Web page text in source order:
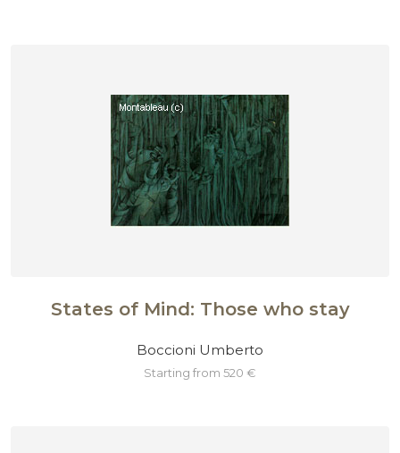
States of Mind: Those who stay
Boccioni Umberto
starting from 520 €